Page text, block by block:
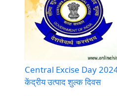
Central Excise Day 2024:
केंद्रीय उत्पाद शुल्क दिवस